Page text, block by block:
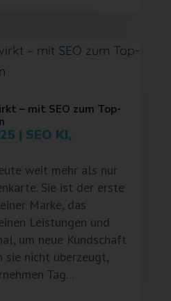
– mit SEO zum Top-
| SEO KI,
weit mehr als nur
Sie ist der erste
Marke, das
Leistungen und
um neue Kundschaft
sie nicht überzeugt,
Tag...